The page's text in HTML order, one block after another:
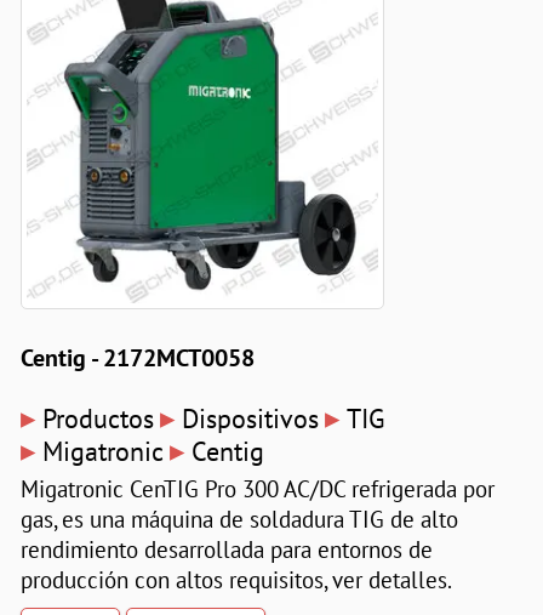
Centig - 2172MCT0058
▸ Productos▸ Dispositivos▸ TIG
▸ Migatronic ▸ Centig
Migatronic CenTIG Pro 300 AC/DC refrigerada por
gas, es una máquina de soldadura TIG de alto
rendimiento desarrollada para entornos de
producción con altos requisitos, ver detalles.